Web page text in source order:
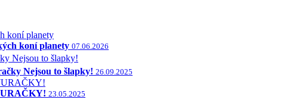
koní planety 07.06.2026
Nejsou to šlapky! 26.09.2025
23.05.2025